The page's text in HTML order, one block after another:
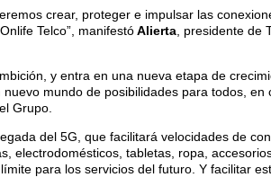
crear, proteger e impulsar las
Telco”, manifestóAlierta , presidente
y entra en una nueva etapa de
mundo de posibilidades para todos,
Grupo.
del 5G, que facilitará velocidades de
electrodomésticos, tabletas, ropa,
para los servicios del futuro. Y facilitar